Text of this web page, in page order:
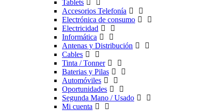
Tablets
Accesorios Telefonía
Electrónica de consumo
Electricidad
Informática
Antenas y Distribución
Cables
Tinta / Tonner
Baterias y Pilas
Automóviles
Oportunidades
Segunda Mano / Usado
Mi cuenta